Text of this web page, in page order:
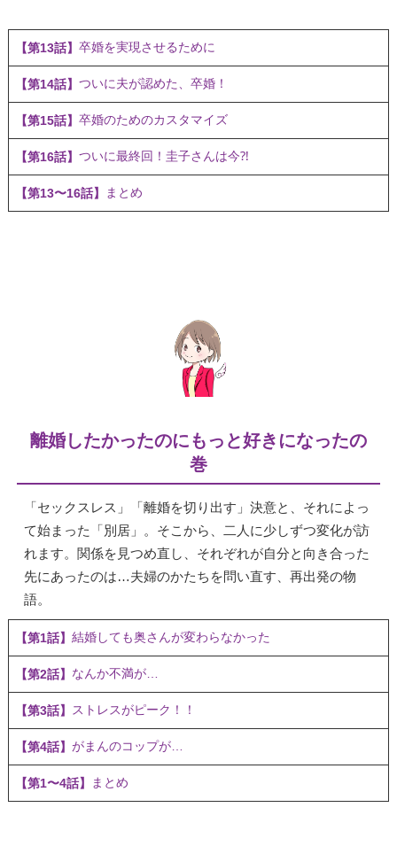
【第13話】卒婚を実現させるために
【第14話】ついに夫が認めた、卒婚！
【第15話】卒婚のためのカスタマイズ
【第16話】ついに最終回！圭子さんは今⁈
【第13〜16話】 まとめ
離婚したかったのにもっと好きになったの
巻
「セックスレス」「離婚を切り出す」決意と、それによっ
て始まった「別居」。そこから、二人に少しずつ変化が訪
れます。関係を見つめ直し、それぞれが自分と向き合った
先にあったのは…夫婦のかたちを問い直す、再出発の物
語。
【第1話】結婚しても奥さんが変わらなかった
【第2話】 なんか不満が…
【第3話】 ストレスがピーク！！
【第4話】がまんのコップが…
【第1〜4話】 まとめ